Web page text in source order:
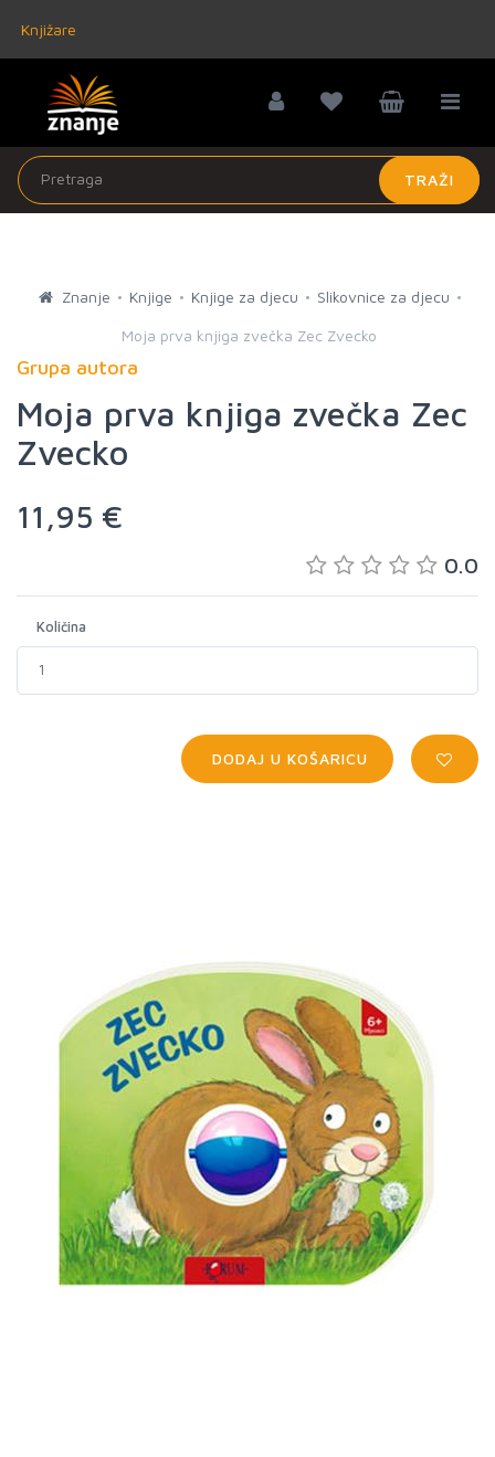
Knjižare
TRAŽI
Znanje Knjige Knjige za djecu Slikovnice za djecu
Moja prva knjiga zvečka Zec Zvecko
Grupa autora
Moja prva knjiga zvečka Zec
Zvecko
11,95 €
0.0
Količina
DODAJ U KOŠARICU